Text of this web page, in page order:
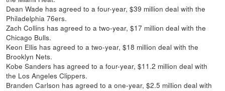
Dean Wade has agreed to a four-year, $39 million deal with the
Philadelphia 76ers.
Zach Collins has agreed to a two-year, $17 million deal with the
Chicago Bulls.
Keon Ellis has agreed to a two-year, $18 million deal with the
Brooklyn Nets.
Kobe Sanders has agreed to a four-year, $11.2 million deal with
the Los Angeles Clippers.
Branden Carlson has agreed to a one-year, $2.5 million deal with